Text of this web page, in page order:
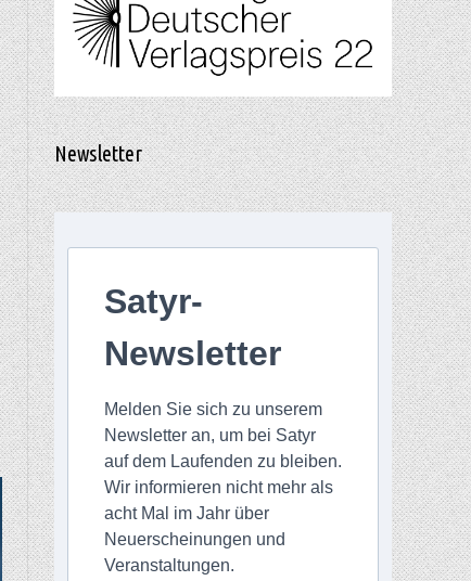
Newsletter
Satyr-
Newsletter
Melden Sie sich zu unserem
Newsletter an, um bei Satyr
auf dem Laufenden zu bleiben.
Wir informieren nicht mehr als
acht Mal im Jahr über
Neuerscheinungen und
Veranstaltungen.